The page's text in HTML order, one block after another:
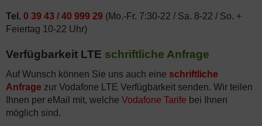
Tel. 0 39 43 / 40 999 29 (Mo.-Fr. 7:30-22 / Sa. 8-22 / So. +
Feiertag 10-22 Uhr)
Verfügbarkeit LTE schriftliche Anfrage
Auf Wunsch können Sie uns auch eine schriftliche
Anfrage zur Vodafone LTE Verfügbarkeit senden. Wir teilen
Ihnen per eMail mit, welche Vodafone Tarife bei Ihnen
möglich sind.